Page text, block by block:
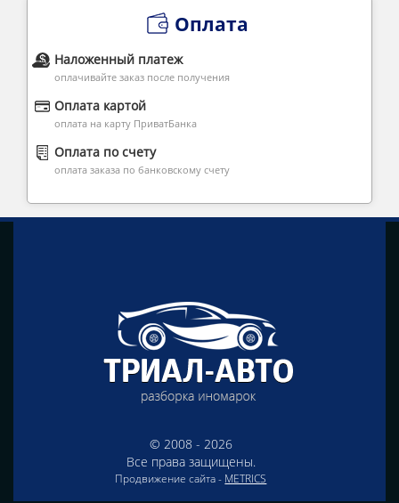
Оплата
Наложенный платеж
оплачивайте заказ после получения
Оплата картой
оплата на карту ПриватБанка
Оплата по счету
оплата заказа по банковскому счету
© 2008 - 2026
Все права защищены.
Продвижение сайта - METRICS